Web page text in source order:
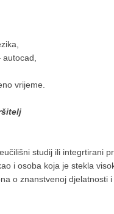
vrijeme.
studij ili integrtirani
i osoba koja je stekla
o znanstvenoj djelatnosti